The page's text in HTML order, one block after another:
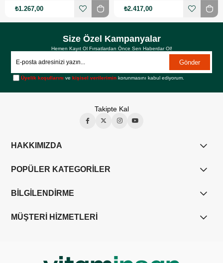
₺1.267,00 ₺2.417,00
Size Özel Kampanyalar
Hemen Kayıt Ol Fırsatlardan Önce Sen Haberdar Ol!
Gönder
Üyelik koşullarını vekişisel verilerimin korunmasını kabul ediyorum.
Takipte Kal
HAKKIMIZDA
POPÜLER KATEGORİLER
BİLGİLENDİRME
MÜŞTERİ HİZMETLERİ